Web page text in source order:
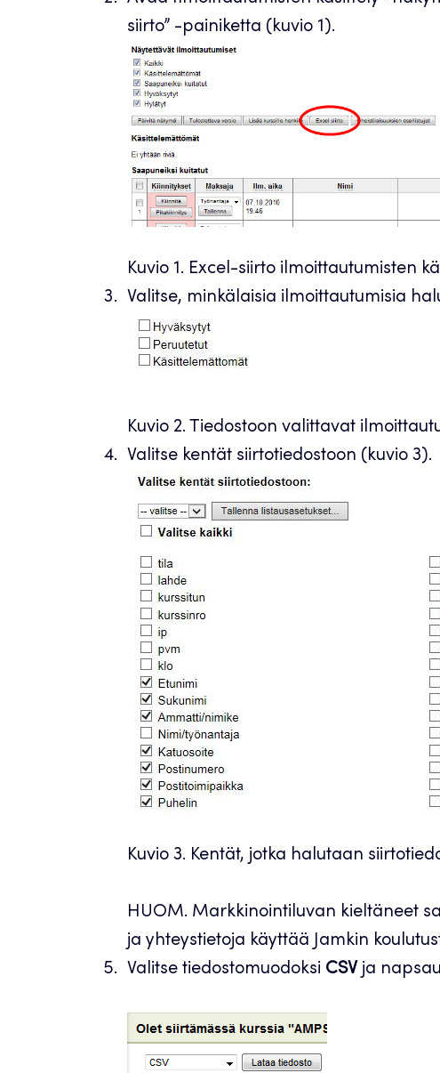
siirto” -painiketta (kuvio 1).
Kuvio 1. Excel-siirto ilmoittautumisten
Valitse, minkälaisia ilmoittautumisia
Kuvio 2. Tiedostoon valittavat
Valitse kentät siirtotiedostoon (kuvio 3).
Kuvio 3. Kentät, jotka halutaan
HUOM. Markkinointiluvan kieltäneet
ja yhteystietoja käyttää Jamkin
Valitse tiedostomuodoksi CSV ja